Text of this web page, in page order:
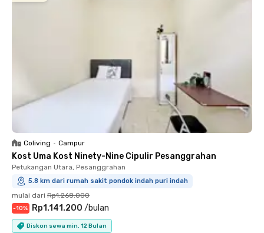
Coliving • Campur
Kost Uma Kost Ninety-Nine Cipulir Pesanggrahan
Petukangan Utara, Pesanggrahan
5.8 km dari rumah sakit pondok indah puri indah
mulai dari Rp1.268.000
-10% Rp1.141.200 /bulan
Diskon sewa min. 12 Bulan